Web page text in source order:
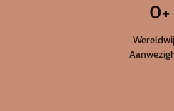
0+